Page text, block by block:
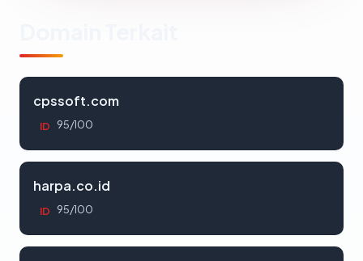
cpssoft.com
ID 95/100
harpa.co.id
ID 95/100